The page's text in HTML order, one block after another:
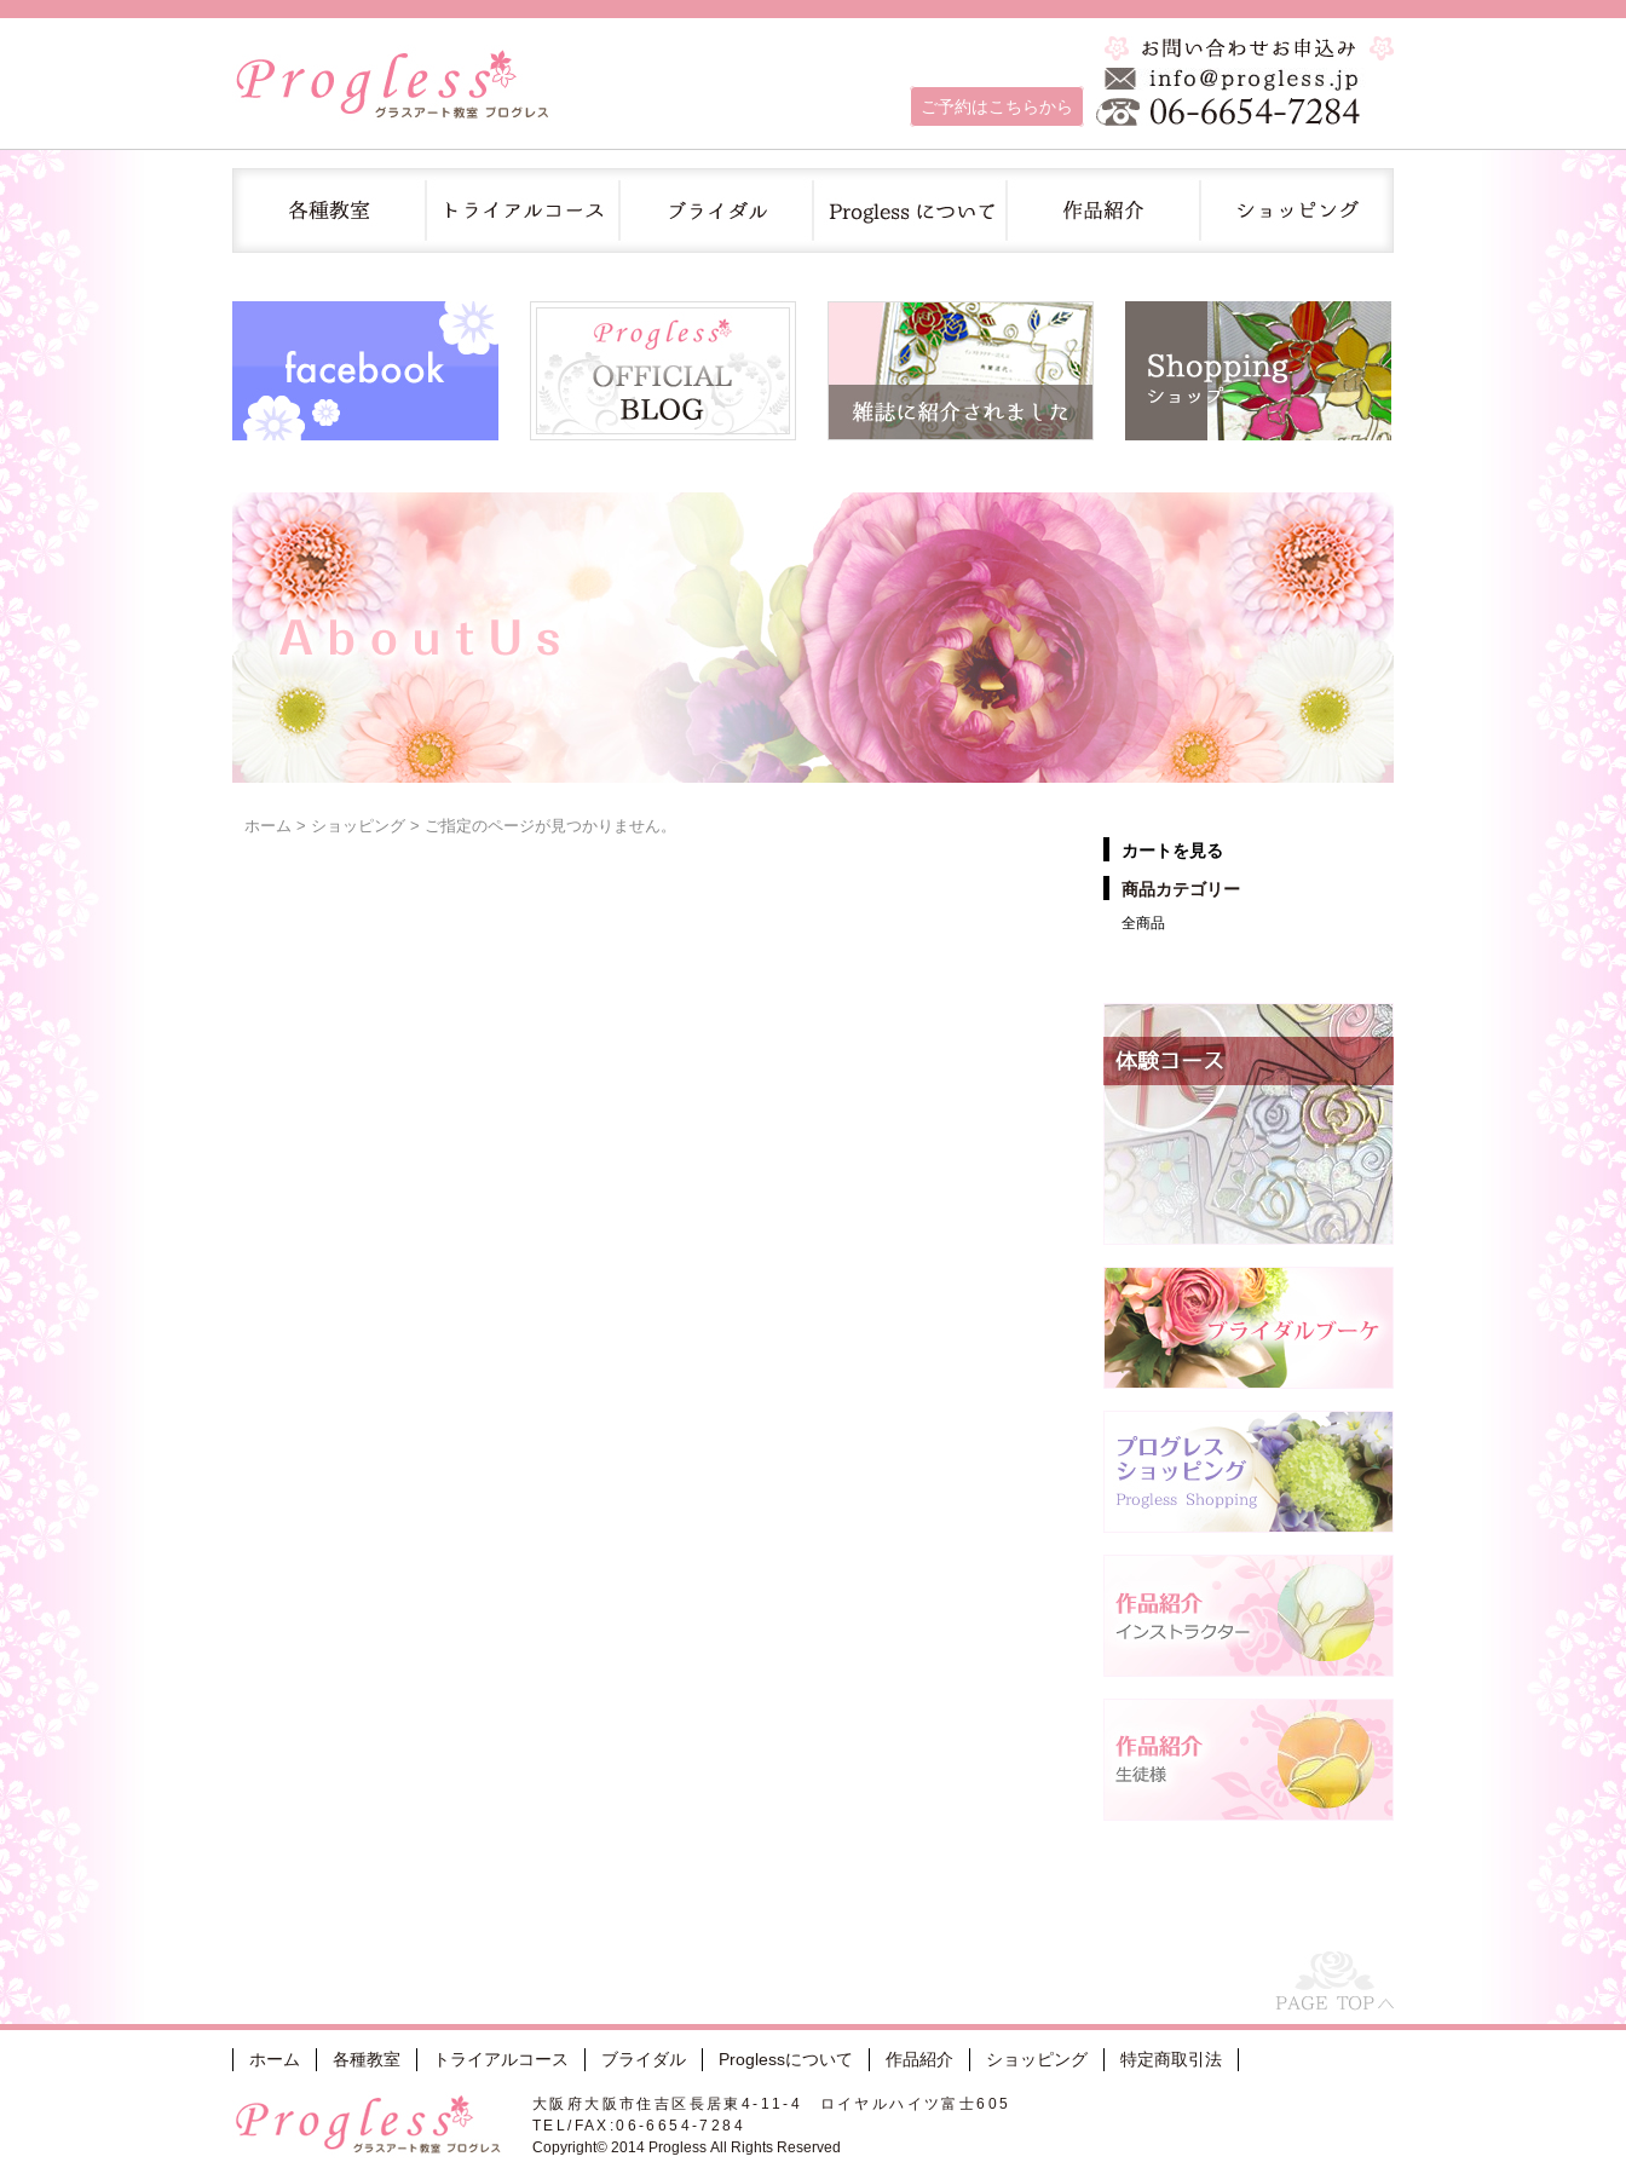
ご予約はこちらから
ホーム > ショッピング > ご指定のページが見つかりません。
カートを見る
商品カテゴリー
全商品
ホーム 各種教室 トライアルコース ブライダル Proglessについて 作品紹介 ショッピング 特定商取引法
大阪府大阪市住吉区長居東4-11-4 ロイヤルハイツ富士605
TEL/FAX:06-6654-7284
Copyright© 2014 Progless All Rights Reserved